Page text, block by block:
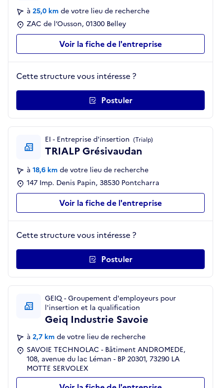
à 25,0 km de votre lieu de recherche
ZAC de l’Ousson, 01300 Belley
Voir la fiche de l'entreprise
Cette structure vous intéresse ?
Postuler
EI - Entreprise d'insertion (Trialp)
TRIALP Grésivaudan
à 18,6 km de votre lieu de recherche
147 Imp. Denis Papin, 38530 Pontcharra
Voir la fiche de l'entreprise
Cette structure vous intéresse ?
Postuler
GEIQ - Groupement d'employeurs pour
l'insertion et la qualification
Geiq Industrie Savoie
à 2,7 km de votre lieu de recherche
SAVOIE TECHNOLAC - Bâtiment ANDROMEDE,
108, avenue du lac Léman - BP 20301, 73290 LA
MOTTE SERVOLEX